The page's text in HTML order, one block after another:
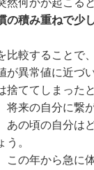
の積み重ねで少
比較することで
が異常値に近づ
捨ててしまった
将来の自分に繋
あの頃の自分は
。
この年から急に